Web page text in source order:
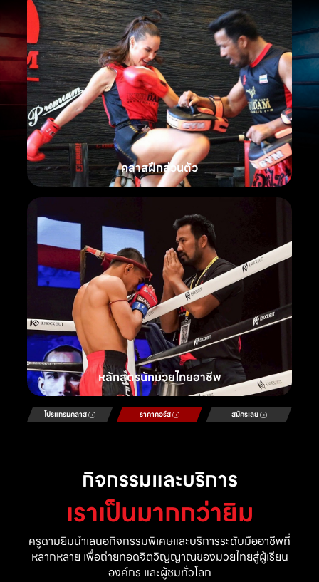
คลาสฝึกส่วนตัว
หลักสูตรนักมวยไทยอาชีพ
โปรแกรมคลาส ราคาคอร์ส สมัครเลย
กิจกรรมและบริการ
เราเป็นมากกว่ายิม
ครูดามยิมนำเสนอกิจกรรมพิเศษและบริการระดับมืออาชีพที่
หลากหลาย เพื่อถ่ายทอดจิตวิญญาณของมวยไทยสู่ผู้เรียน
องค์กร และผู้ชมทั่วโลก